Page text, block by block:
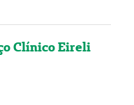
Clínico Eireli